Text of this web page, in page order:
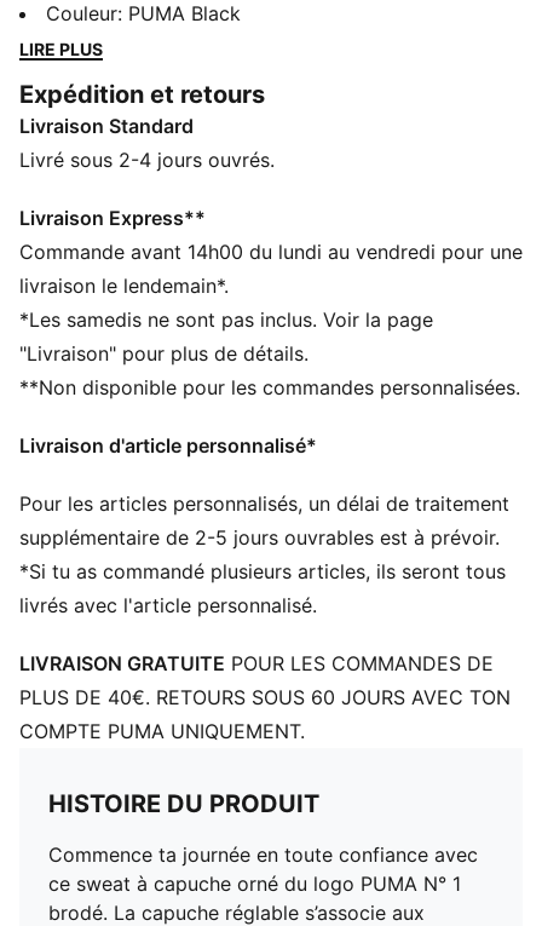
capuche réglable s’associe aux poignets et à l'ourlet
côtelés pour assurer un ajustement parfait. Profite de
imbattable de PUMA.
CARACTÉRISTIQUES + AVANTAGES
Confectionné avec un minimum de 50 % de matériaux
DÉTAILS
Coupe régulière
polaire
Avec capuche
Manches longues
Poche kangourou
Couleur: PUMA Black
LIRE PLUS
Expédition et retours
Livraison Standard
Livré sous 2-4 jours ouvrés.
Livraison Express**
Commande avant 14h00 du lundi au vendredi pour une
livraison le lendemain*.
*Les samedis ne sont pas inclus. Voir la page
"Livraison" pour plus de détails.
**Non disponible pour les commandes personnalisées.
Livraison d'article personnalisé*
Pour les articles personnalisés, un délai de traitement
supplémentaire de 2-5 jours ouvrables est à prévoir.
*Si tu as commandé plusieurs articles, ils seront tous
livrés avec l'article personnalisé.
LIVRAISON GRATUITE POUR LES COMMANDES DE
PLUS DE 40€. RETOURS SOUS 60 JOURS AVEC TON
COMPTE PUMA UNIQUEMENT.
HISTOIRE DU PRODUIT
Commence ta journée en toute confiance avec
ce sweat à capuche orné du logo PUMA N° 1
brodé. La capuche réglable s’associe aux